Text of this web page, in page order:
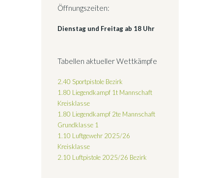
Öffnungszeiten:
Dienstag und Freitag ab 18 Uhr
Tabellen aktueller Wettkämpfe
2.40 Sportpistole Bezirk
1.80 Liegendkampf 1t Mannschaft
Kreisklasse
1.80 Liegendkampf 2te Mannschaft
Grundklasse 1
1.10 Luftgewehr 2025/26
Kreisklasse
2.10 Luftpistole 2025/26 Bezirk